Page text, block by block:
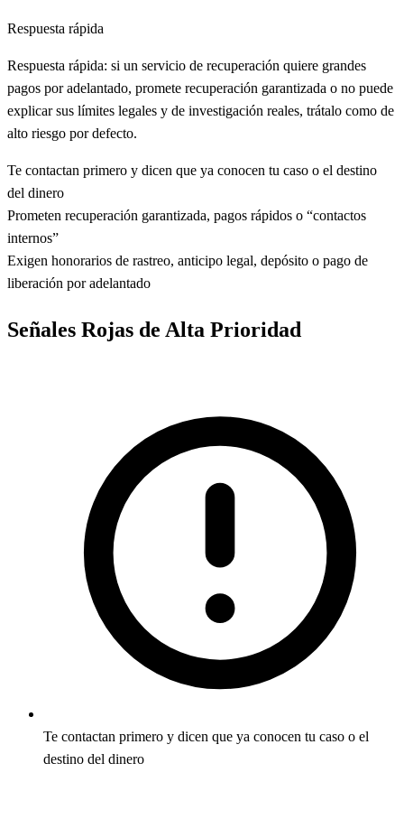
Respuesta rápida
Respuesta rápida: si un servicio de recuperación quiere grandes
pagos por adelantado, promete recuperación garantizada o no puede
explicar sus límites legales y de investigación reales, trátalo como de
alto riesgo por defecto.
Te contactan primero y dicen que ya conocen tu caso o el destino
del dinero
Prometen recuperación garantizada, pagos rápidos o “contactos
internos”
Exigen honorarios de rastreo, anticipo legal, depósito o pago de
liberación por adelantado
Señales Rojas de Alta Prioridad
Te contactan primero y dicen que ya conocen tu caso o el
destino del dinero